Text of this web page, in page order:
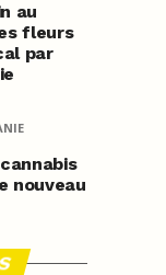
au
fleurs
par
nouveau